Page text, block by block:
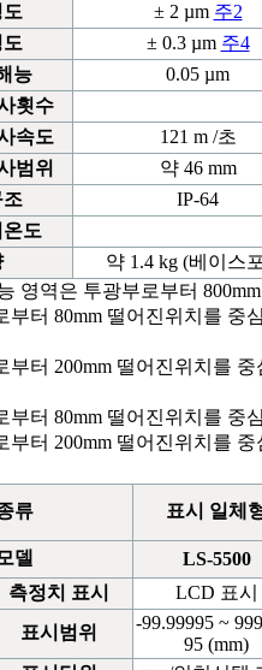
± 2 µm 주2
± 0.3 µm 주4
능
0.05 µm
횟수
속도
121 m /초
범위
약 46 mm
IP-64
도
약 1.4 kg (베이스
영역은 투광부로부터
부터 80mm 떨어진위치를 중
부터 200mm 떨어진위치를
부터 80mm 떨어진위치를 중
부터 200mm 떨어진위치를
류 표시 일체
델 LS-5500
측정치 표시
LCD 표시
표시범위
-99.99995 ~
95 (mm)